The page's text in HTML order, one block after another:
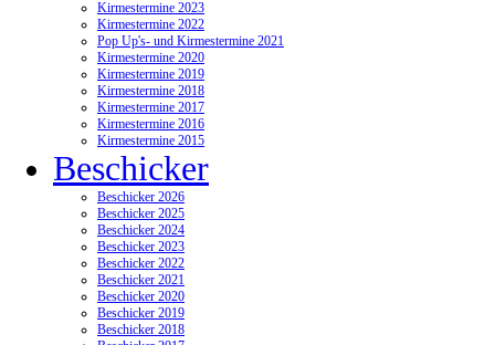
Kirmestermine 2023
Kirmestermine 2022
Pop Up's- und Kirmestermine 2021
Kirmestermine 2020
Kirmestermine 2019
Kirmestermine 2018
Kirmestermine 2017
Kirmestermine 2016
Kirmestermine 2015
Beschicker
Beschicker 2026
Beschicker 2025
Beschicker 2024
Beschicker 2023
Beschicker 2022
Beschicker 2021
Beschicker 2020
Beschicker 2019
Beschicker 2018